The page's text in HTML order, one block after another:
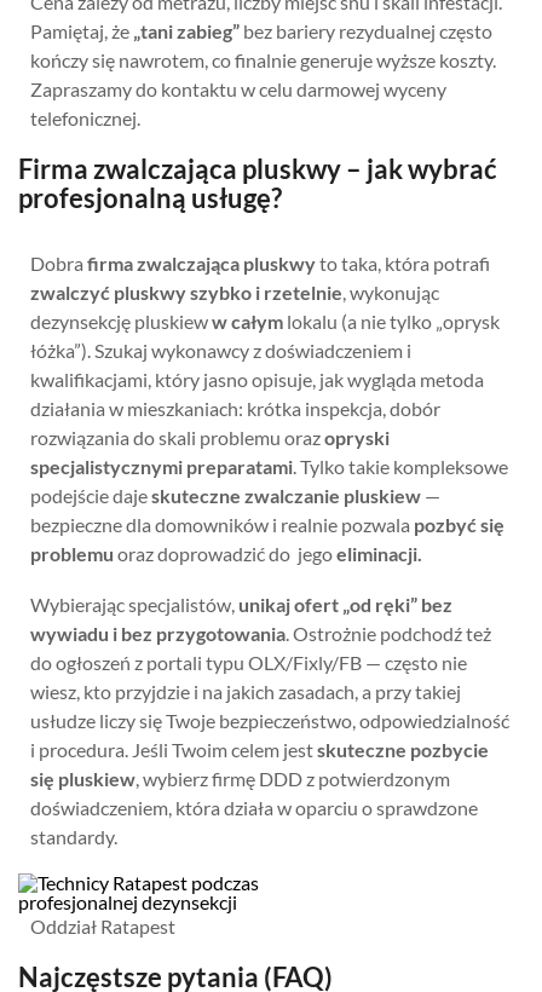
Pamiętaj, że „tani zabieg” bez bariery rezydualnej często
kończy się nawrotem, co finalnie generuje wyższe koszty.
Zapraszamy do kontaktu w celu darmowej wyceny
telefonicznej.
Firma zwalczająca pluskwy – jak wybrać
profesjonalną usługę?
Dobra firma zwalczająca pluskwyto taka, która potrafi
zwalczyć pluskwy szybko i rzetelnie, wykonując
dezynsekcję pluskieww całym lokalu (a nie tylko „oprysk
łóżka”). Szukaj wykonawcy z doświadczeniem i
kwalifikacjami, który jasno opisuje, jak wygląda metoda
działania w mieszkaniach: krótka inspekcja, dobór
rozwiązania do skali problemu orazopryski
specjalistycznymi preparatami. Tylko takie kompleksowe
podejście dajeskuteczne zwalczanie pluskiew —
bezpieczne dla domowników i realnie pozwala pozbyć się
problemu oraz doprowadzić do jegoeliminacji.
Wybierając specjalistów, unikaj ofert „od ręki” bez
wywiadu i bez przygotowania. Ostrożnie podchodź też
do ogłoszeń z portali typu OLX/Fixly/FB — często nie
wiesz, kto przyjdzie i na jakich zasadach, a przy takiej
usłudze liczy się Twoje bezpieczeństwo, odpowiedzialność
i procedura. Jeśli Twoim celem jestskuteczne pozbycie
się pluskiew, wybierz firmę DDD z potwierdzonym
doświadczeniem, która działa w oparciu o sprawdzone
standardy.
Oddział Ratapest
Najczęstsze pytania (FAQ)